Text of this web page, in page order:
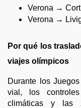
Verona →
Verona →
Por qué los
viajes olímpicos
Durante los
vial, los
climáticas y las